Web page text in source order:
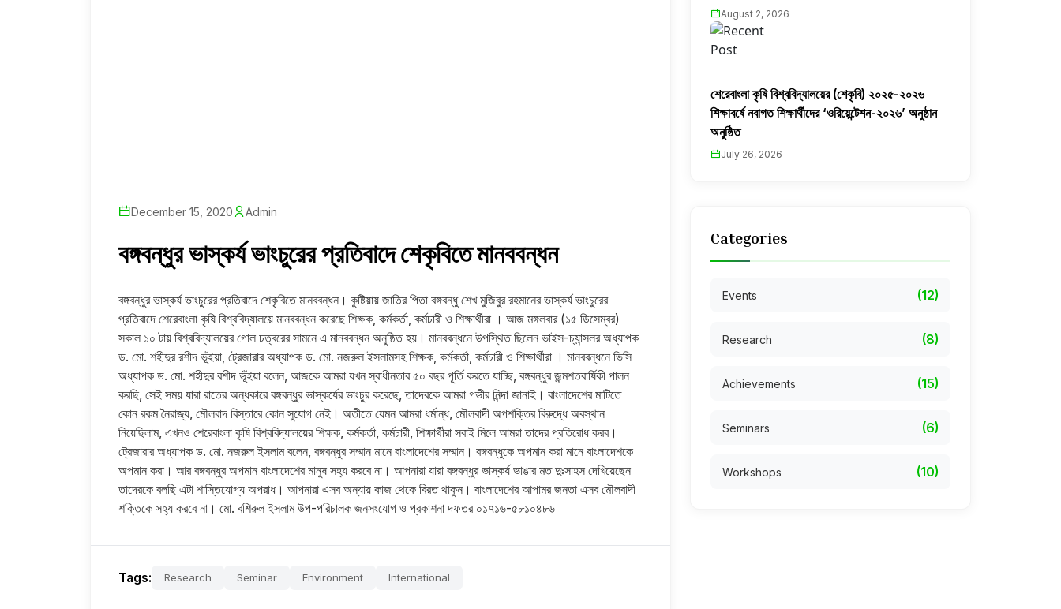
December 15, 2020 Admin
বঙ্গবন্ধুর ভাস্কর্য ভাংচুরের প্রতিবাদে শেকৃবিতে মানববন্ধন
বঙ্গবন্ধুর ভাস্কর্য ভাংচুরের প্রতিবাদে শেকৃবিতে মানববন্ধন। কুষ্টিয়ায় জাতির পিতা বঙ্গবন্ধু শেখ মুজিবুর রহমানের ভাস্কর্য ভাংচুরের
প্রতিবাদে শেরেবাংলা কৃষি বিশ্ববিদ্যালয়ে মানববন্ধন করেছে শিক্ষক, কর্মকর্তা, কর্মচারী ও শিক্ষার্থীরা । আজ মঙ্গলবার (১৫ ডিসেম্বর)
সকাল ১০ টায় বিশ্ববিদ্যালয়ের গোল চত্বরের সামনে এ মানববন্ধন অনুষ্ঠিত হয়। মানববন্ধনে উপস্থিত ছিলেন ভাইস-চ্যান্সলর অধ্যাপক
ড. মো. শহীদুর রশীদ ভূঁইয়া, ট্রেজারার অধ্যাপক ড. মো. নজরুল ইসলামসহ শিক্ষক, কর্মকর্তা, কর্মচারী ও শিক্ষার্থীরা । মানববন্ধনে ভিসি
অধ্যাপক ড. মো. শহীদুর রশীদ ভূঁইয়া বলেন, আজকে আমরা যখন স্বাধীনতার ৫০ বছর পূর্তি করতে যাচ্ছি, বঙ্গবন্ধুর জন্মশতবার্ষিকী পালন
করছি, সেই সময় যারা রাতের অন্ধকারে বঙ্গবন্ধুর ভাস্কর্যের ভাংচুর করেছে, তাদেরকে আমরা গভীর নিন্দা জানাই। বাংলাদেশের মাটিতে
কোন রকম নৈরাজ্য, মৌলবাদ বিস্তারে কোন সুযোগ নেই। অতীতে যেমন আমরা ধর্মান্ধ, মৌলবাদী অপশক্তির বিরুদ্ধে অবস্থান
নিয়েছিলাম, এখনও শেরেবাংলা কৃষি বিশ্ববিদ্যালয়ের শিক্ষক, কর্মকর্তা, কর্মচারী, শিক্ষার্থীরা সবাই মিলে আমরা তাদের প্রতিরোধ করব।
ট্রেজারার অধ্যাপক ড. মো. নজরুল ইসলাম বলেন, বঙ্গবন্ধুর সম্মান মানে বাংলাদেশের সম্মান। বঙ্গবন্ধুকে অপমান করা মানে বাংলাদেশকে
অপমান করা। আর বঙ্গবন্ধুর অপমান বাংলাদেশের মানুষ সহ্য করবে না। আপনারা যারা বঙ্গবন্ধুর ভাস্কর্য ভাঙার মত দুঃসাহস দেখিয়েছেন
তাদেরকে বলছি এটা শাস্তিযোগ্য অপরাধ। আপনারা এসব অন্যায় কাজ থেকে বিরত থাকুন। বাংলাদেশের আপামর জনতা এসব মৌলবাদী
শক্তিকে সহ্য করবে না। মো. বশিরুল ইসলাম উপ-পরিচালক জনসংযোগ ও প্রকাশনা দফতর ০১৭১৬-৫৮১০৪৮৬
Tags: Research Seminar Environment International
August 2, 2026
শেরেবাংলা কৃষি বিশ্ববিদ্যালয়ের (শেকৃবি) ২০২৫-২০২৬
শিক্ষাবর্ষে নবাগত শিক্ষার্থীদের ‘ওরিয়েন্টেশন-২০২৬’ অনুষ্ঠান
অনুষ্ঠিত
July 26, 2026
Categories
Events (12)
Research (8)
Achievements (15)
Seminars (6)
Workshops (10)